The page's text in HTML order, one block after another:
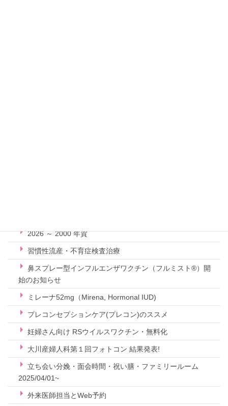
2026 ～ 2000 年賀
習慣性流産・不育症検査治療
鼻スプレー型インフルエンザワクチン（フルミスト®）開
始のお知らせ
ミレーナ52mg（Mirena, Hormonal IUD)
プレコンセプションケア(プレコン)のススメ
妊婦さん向け RSウイルスワクチン・無料化
大川産婦人科第１回フォトコン 結果発表!
立ち会い分娩・面会時間・祝い膳・ファミリールーム
2025/04/01~
外来医師担当とWeb予約